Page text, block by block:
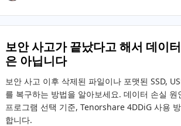
보안 사고가 끝났다고 해서 데이
은 아닙니다
보안 사고 이후 삭제된 파일이나 포맷된 SSD,
를 복구하는 방법을 알아보세요. 데이터 손실 원
프로그램 선택 기준, Tenorshare 4DDiG 사용
합니다.